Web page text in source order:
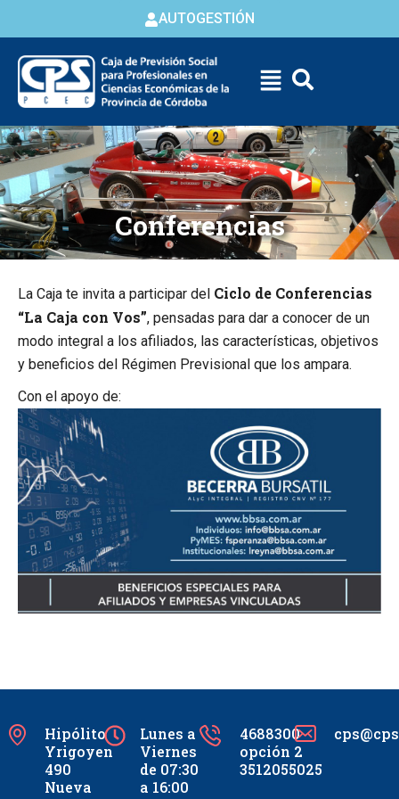
AUTOGESTIÓN
Skip to
content
Conferencias
La Caja te invita a participar del Ciclo de Conferencias
“La Caja con Vos”, pensadas para dar a conocer de un
modo integral a los afiliados, las características, objetivos
y beneficios del Régimen Previsional que los ampara.
Con el apoyo de:
Hipólito
Yrigoyen
490
Nueva
Lunes a
Viernes
de 07:30
a 16:00
4688300
opción 2
3512055025